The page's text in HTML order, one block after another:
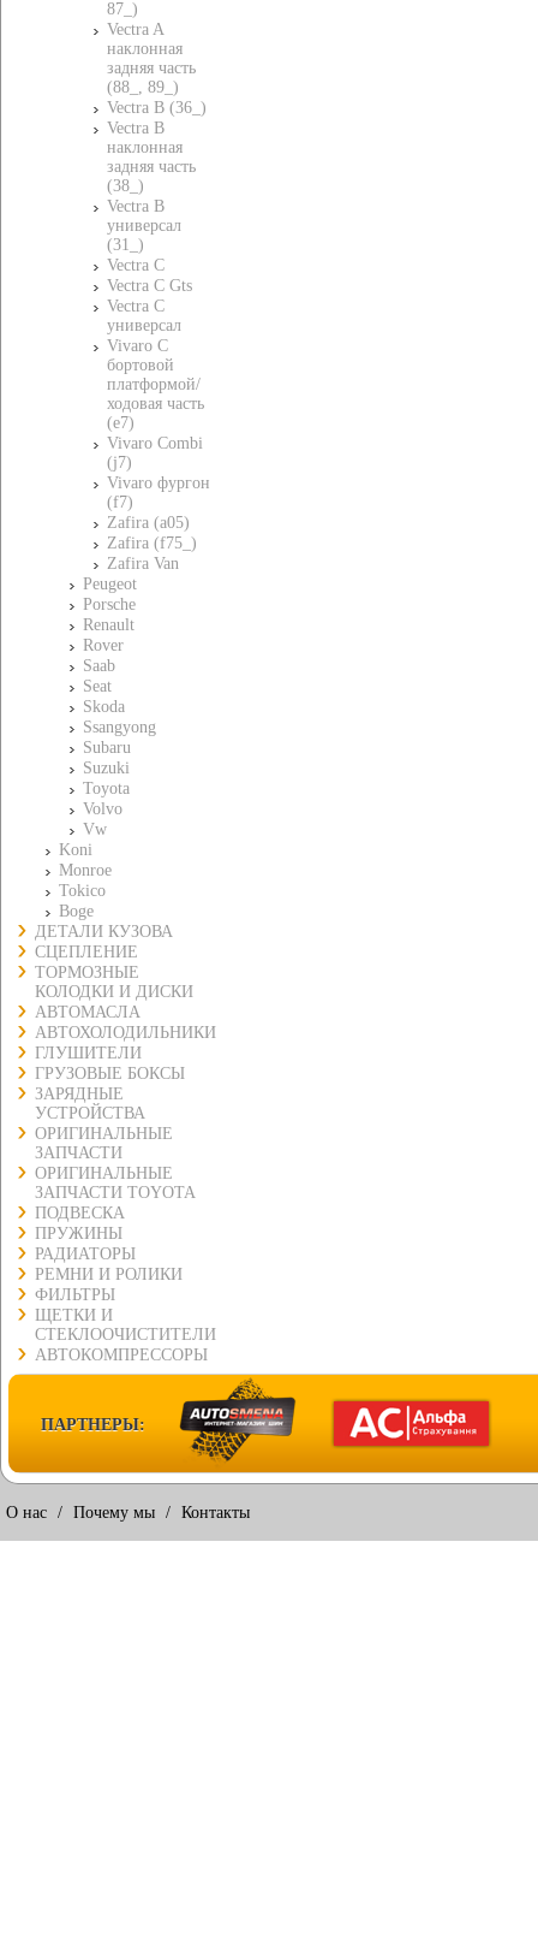
87_)
Vectra A
наклонная
задняя часть
(88_, 89_)
Vectra B (36_)
Vectra B
наклонная
задняя часть
(38_)
Vectra B
универсал
(31_)
Vectra C
Vectra C Gts
Vectra C
универсал
Vivaro C
бортовой
платформой/
ходовая часть
(e7)
Vivaro Combi
(j7)
Vivaro фургон
(f7)
Zafira (a05)
Zafira (f75_)
Zafira Van
Peugeot
Porsche
Renault
Rover
Saab
Seat
Skoda
Ssangyong
Subaru
Suzuki
Toyota
Volvo
Vw
Koni
Monroe
Tokico
Boge
ДЕТАЛИ КУЗОВА
СЦЕПЛЕНИЕ
ТОРМОЗНЫЕ
КОЛОДКИ И ДИСКИ
АВТОМАСЛА
АВТОХОЛОДИЛЬНИКИ
ГЛУШИТЕЛИ
ГРУЗОВЫЕ БОКСЫ
ЗАРЯДНЫЕ
УСТРОЙСТВА
ОРИГИНАЛЬНЫЕ
ЗАПЧАСТИ
ОРИГИНАЛЬНЫЕ
ЗАПЧАСТИ TOYOTA
ПОДВЕСКА
ПРУЖИНЫ
РАДИАТОРЫ
РЕМНИ И РОЛИКИ
ФИЛЬТРЫ
ЩЕТКИ И
СТЕКЛООЧИСТИТЕЛИ
АВТОКОМПРЕССОРЫ
ПАРТНЕРЫ:
О нас / Почему мы / Контакты